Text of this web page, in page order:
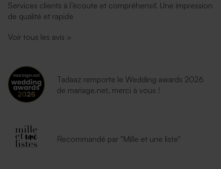
Services clients à l’écoute et compréhensif. Une impression
de qualité et rapide
Voir tous les avis >
Tadaaz remporte le Wedding awards 2026
de mariage.net, merci à vous !
Recommandé par "Mille et une liste"